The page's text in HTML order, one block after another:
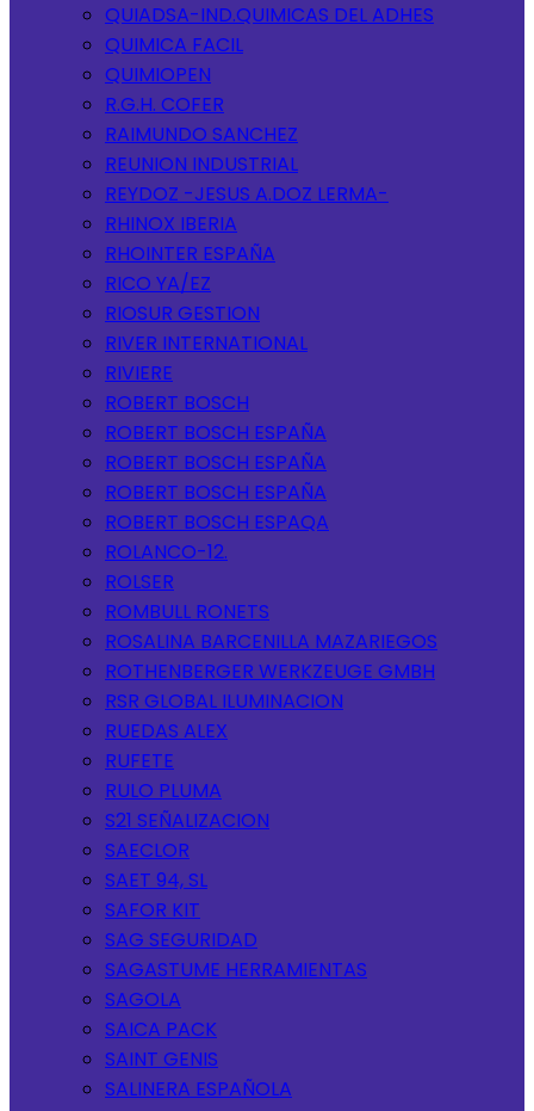
QUIADSA-IND.QUIMICAS DEL ADHES
QUIMICA FACIL
QUIMIOPEN
R.G.H. COFER
RAIMUNDO SANCHEZ
REUNION INDUSTRIAL
REYDOZ -JESUS A.DOZ LERMA-
RHINOX IBERIA
RHOINTER ESPAÑA
RICO YA/EZ
RIOSUR GESTION
RIVER INTERNATIONAL
RIVIERE
ROBERT BOSCH
ROBERT BOSCH ESPAÑA
ROBERT BOSCH ESPAÑA
ROBERT BOSCH ESPAÑA
ROBERT BOSCH ESPAQA
ROLANCO-12.
ROLSER
ROMBULL RONETS
ROSALINA BARCENILLA MAZARIEGOS
ROTHENBERGER WERKZEUGE GMBH
RSR GLOBAL ILUMINACION
RUEDAS ALEX
RUFETE
RULO PLUMA
S21 SEÑALIZACION
SAECLOR
SAET 94, SL
SAFOR KIT
SAG SEGURIDAD
SAGASTUME HERRAMIENTAS
SAGOLA
SAICA PACK
SAINT GENIS
SALINERA ESPAÑOLA